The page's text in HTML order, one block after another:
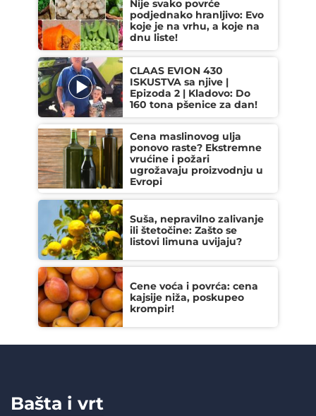
Nije svako povrće
podjednako hranljivo: Evo
koje je na vrhu, a koje na
dnu liste!
CLAAS EVION 430
ISKUSTVA sa njive |
Epizoda 2 | Kladovo: Do
160 tona pšenice za dan!
Cena maslinovog ulja
ponovo raste? Ekstremne
vrućine i požari
ugrožavaju proizvodnju u
Evropi
Suša, nepravilno zalivanje
ili štetočine: Zašto se
listovi limuna uvijaju?
Cene voća i povrća: cena
kajsije niža, poskupeo
krompir!
Bašta i vrt